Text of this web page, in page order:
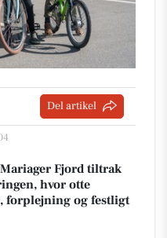
Del artikel
Fjord tiltrak
hvor otte
forplejning og festligt